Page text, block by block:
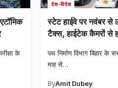
के
देश-विदेश
स्टेट हाईवे पर नवंबर से
टैक्स, हाईटेक कैमरों से
पथ निर्माण विभाग बिहार के
माह से…
ByAmit Dubey